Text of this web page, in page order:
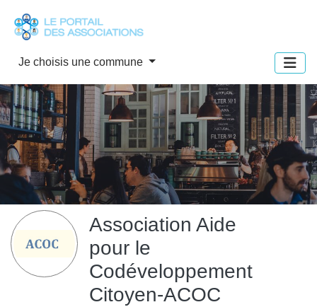
Je choisis une commune
Association Aide
pour le
Codéveloppement
Citoyen-ACOC